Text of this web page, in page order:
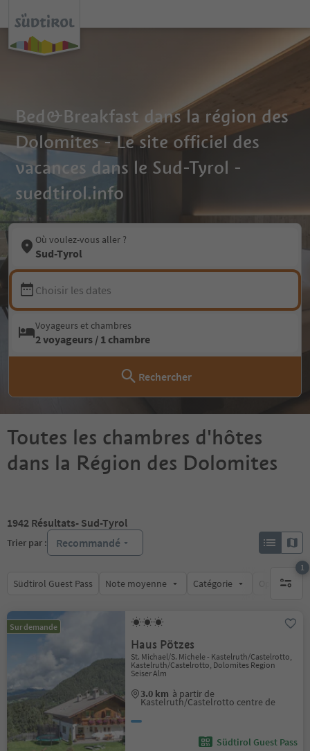
Bed&Breakfast dans la région des
Dolomites - Le site officiel des
vacances dans le Sud-Tyrol -
suedtirol.info
Où voulez-vous aller ?
Sud-Tyrol
Choisir les dates
Voyageurs et chambres
2 voyageurs / 1 chambre
Rechercher
Toutes les chambres d'hôtes
dans la Région des Dolomites
1942 Résultats- Sud-Tyrol
Trier par : Recommandé
Südtirol Guest Pass Note moyenne Catégorie Options de
1
1 filtre
Sur demande
Haus Pötzes
St. Michael/S. Michele - Kastelruth/Castelrotto,
Kastelruth/Castelrotto, Dolomites Region
Seiser Alm
3.0 km à partir de
Kastelruth/Castelrotto centre de
Südtirol Guest Pass